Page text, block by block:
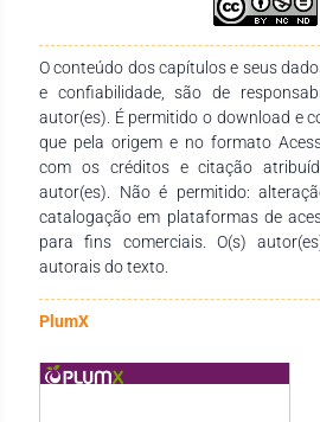
período compreendido entre 1999
revistas, livros e cartilhas.
existem estudos e projetos que
sustentável através de sistemas
orgânica e tecnologias
promotores de crescimento para
adubação verde, plantio
vermicompostagem etc.).
sustentabilidade, há novos
agricultura, sendo necessário quebrar
papel das estratégias e
agrícola, segurança alimentar,
ambientais, redução dos custos de
O conteúdo dos capítulos e seus
e confiabilidade, são de
autor(es). É permitido o download e
que pela origem e no formato
com os créditos e citação
autor(es). Não é permitido:
catalogação em plataformas de
para fins comerciais. O(s)
autorais do texto.
PlumX